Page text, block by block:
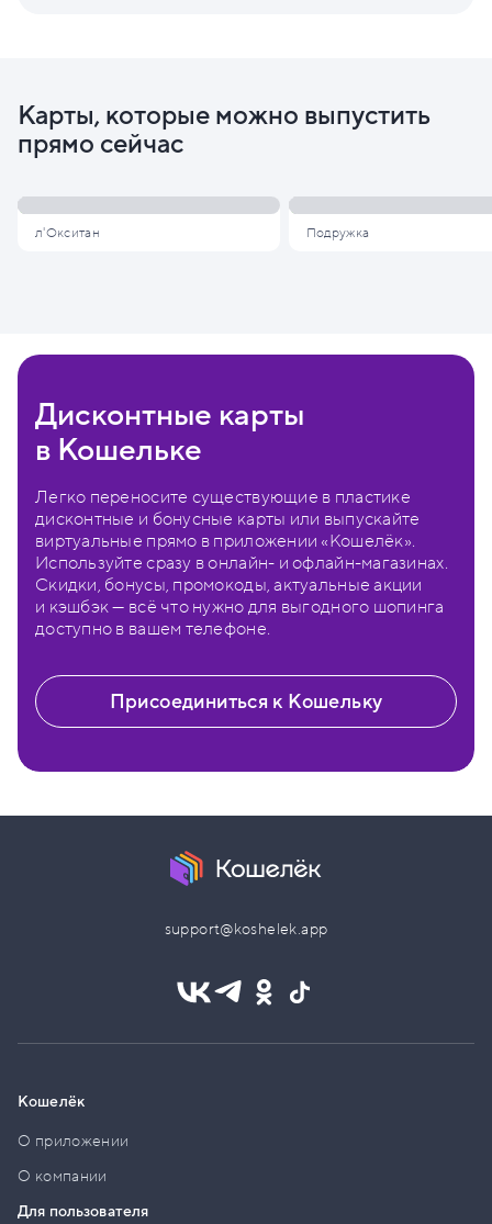
Карты, которые можно выпустить
прямо сейчас
л'Окситан Подружка
Дисконтные карты
в Кошельке
Легко переносите существующие в пластике
дисконтные и бонусные карты или выпускайте
виртуальные прямо в приложении «Кошелёк».
Используйте сразу в онлайн- и офлайн-магазинах.
Скидки, бонусы, промокоды, актуальные акции
и кэшбэк — всё что нужно для выгодного шопинга
доступно в вашем телефоне.
Присоединиться к Кошельку
support@koshelek.app
Кошелёк
О приложении
О компании
Для пользователя